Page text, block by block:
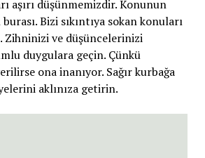
aşırı düşünmemizdir. Konunun
Bizi sıkıntıya sokan konuları
Zihninizi ve düşüncelerinizi
duygulara geçin. Çünkü
ona inanıyor. Sağır kurbağa
aklınıza getirin.